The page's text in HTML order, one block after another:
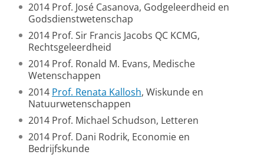
2014 Prof. José Casanova, Godgeleerdheid en
Godsdienstwetenschap
2014 Prof. Sir Francis Jacobs QC KCMG,
Rechtsgeleerdheid
2014 Prof. Ronald M. Evans, Medische
Wetenschappen
2014 Prof. Renata Kallosh, Wiskunde en
Natuurwetenschappen
2014 Prof. Michael Schudson, Letteren
2014 Prof. Dani Rodrik, Economie en
Bedrijfskunde